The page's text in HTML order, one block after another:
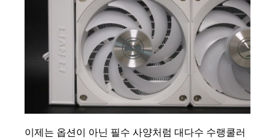
이제는 옵션이 아닌 필수 사양처럼 대다수 수랭쿨러